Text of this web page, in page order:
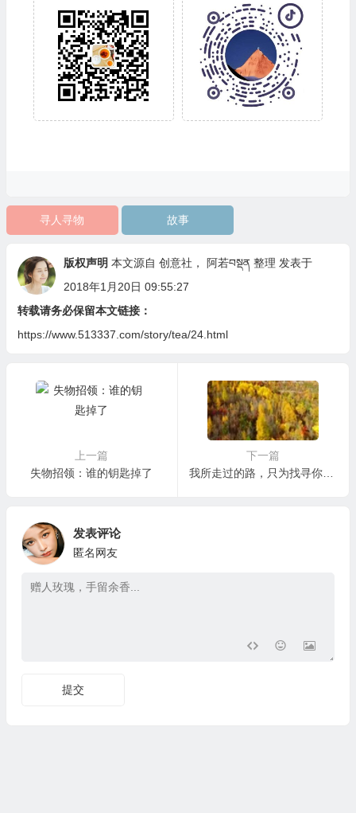
寻人寻物 故事
版权声明 本文源自 创意社， 阿若བསྡན整理 发表于
2018年1月20日 09:55:27
转载请务必保留本文链接：
https://www.513337.com/story/tea/24.html
上一篇
失物招领：谁的钥匙掉了
下一篇
我所走过的路，只为找寻你–稻城亚丁宣传片一版
发表评论
匿名网友
提交